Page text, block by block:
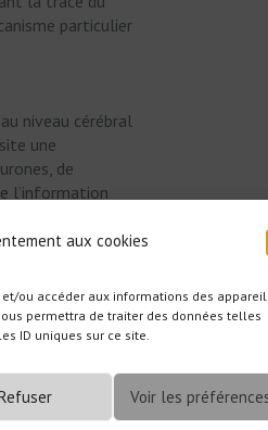
aux cookies
ou accéder aux informations des
permettra de traiter des données telles
ID uniques sur ce site.
Voir les
particulier
niveau cérébral
une
de
l’information
restabilisé, le
: la
le
?
des souvenirs
POST-